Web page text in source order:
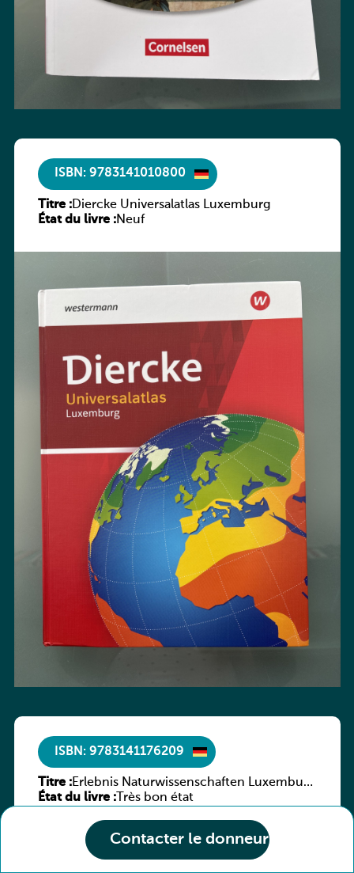
Contacter le donneur
ISBN: 9783141010800
Titre :Diercke Universalatlas Luxemburg
État du livre :Neuf
ISBN: 9783141176209
Titre :Erlebnis Naturwissenschaften Luxemburg
7e/6e ESC
État du livre :Très bon état